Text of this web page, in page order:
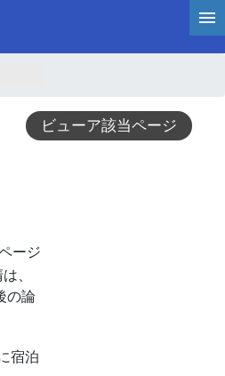
ビューア該当ページ